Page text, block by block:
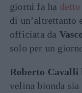
giorni fa ha detto
di un’altrettanto
officiata da
solo per un
Roberto Cavalli
velina bionda